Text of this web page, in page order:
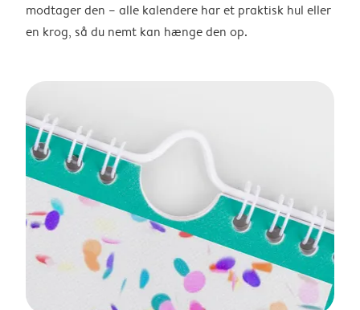
modtager den – alle kalendere har et praktisk hul eller
en krog, så du nemt kan hænge den op.